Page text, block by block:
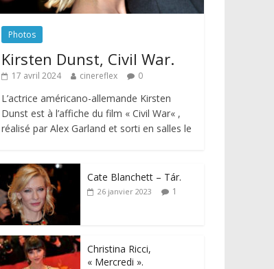
Photos
Kirsten Dunst, Civil War.
17 avril 2024 cinereflex 0
L’actrice américano-allemande Kirsten
Dunst est à l’affiche du film « Civil War« ,
réalisé par Alex Garland et sorti en salles le
Cate Blanchett – Tár.
26 janvier 2023 1
Christina Ricci,
« Mercredi ».